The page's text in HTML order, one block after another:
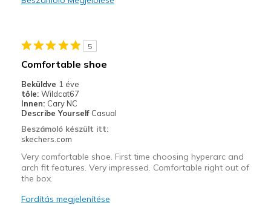
gym
Sizing
Feels true to size
View On Shoes
I'm Really Into Shoes
5
Comfortable shoe
Beküldve 1 éve
tőle: Wildcat67
Innen: Cary NC
Describe Yourself Casual
Beszámoló készült itt:
skechers.com
Very comfortable shoe. First time choosing hyperarc and
arch fit features. Very impressed. Comfortable right out of
the box.
Fordítás megjelenítése